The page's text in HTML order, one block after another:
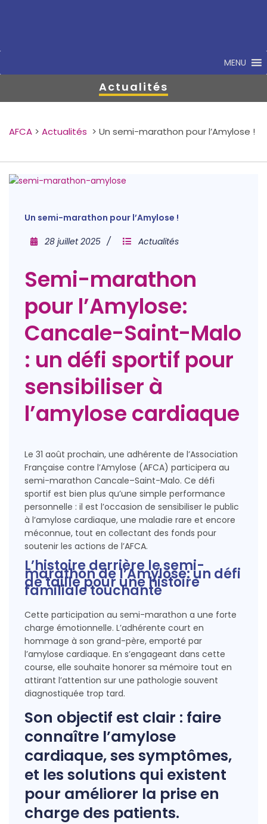
MENU
Actualités
AFCA > Actualités > Un semi-marathon pour l’Amylose !
Un semi-marathon pour l’Amylose !
28 juillet 2025
Actualités
Semi-marathon
pour l’Amylose:
Cancale-Saint-Malo
: un défi sportif pour
sensibiliser à
l’amylose cardiaque
Le 31 août prochain, une adhérente de l’Association
Française contre l’Amylose (AFCA) participera au
semi-marathon Cancale–Saint-Malo. Ce défi
sportif est bien plus qu’une simple performance
personnelle : il est l’occasion de sensibiliser le public
à l’amylose cardiaque, une maladie rare et encore
méconnue, tout en collectant des fonds pour
soutenir les actions de l’AFCA.
L’histoire derrière le semi-
marathon de l’Amylose: un défi
de taille pour une histoire
familiale touchante
Cette participation au semi-marathon a une forte
charge émotionnelle. L’adhérente court en
hommage à son grand-père, emporté par
l’amylose cardiaque. En s’engageant dans cette
course, elle souhaite honorer sa mémoire tout en
attirant l’attention sur une pathologie souvent
diagnostiquée trop tard.
Son objectif est clair : faire
connaître l’amylose
cardiaque, ses symptômes,
et les solutions qui existent
pour améliorer la prise en
charge des patients.